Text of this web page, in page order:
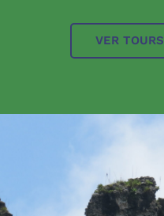
VER TOURS